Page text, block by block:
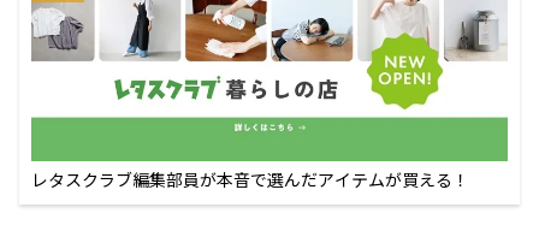
レタスクラブ編集部員が本音で選んだアイテムが買える！